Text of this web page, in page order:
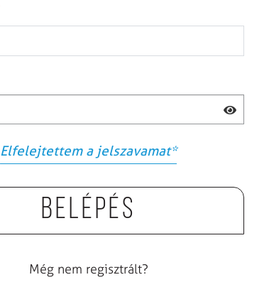
Elfelejtettem a jelszavamat*
Belépés
Még nem regisztrált?